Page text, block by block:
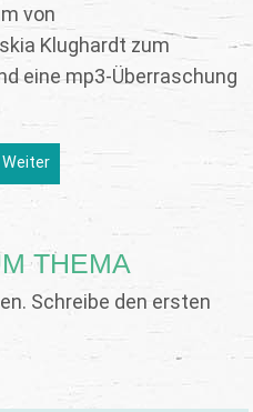
von
Klughardt zum
eine mp3-Überraschung
Weiter
THEMA
Schreibe den ersten